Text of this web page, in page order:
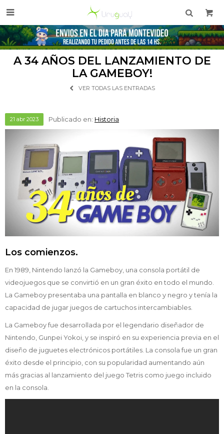

A 34 AÑOS DEL LANZAMIENTO DE
LA GAMEBOY!
VER TODAS LAS ENTRADAS
21 abr 2023 Publicado en: Historia
Los comienzos.
En 1989, Nintendo lanzó la Gameboy, una consola portátil de
videojuegos que se convirtió en un gran éxito en todo el mundo.
La Gameboy presentaba una pantalla en blanco y negro y tenía la
capacidad de jugar juegos de cartuchos intercambiables.
La Gameboy fue desarrollada por el legendario diseñador de
Nintendo, Gunpei Yokoi, y se inspiró en su experiencia previa en el
diseño de juguetes electrónicos portátiles. La consola fue un gran
éxito desde el principio, con su popularidad aumentando aún
más gracias al lanzamiento del juego Tetris como juego incluido
en la consola.